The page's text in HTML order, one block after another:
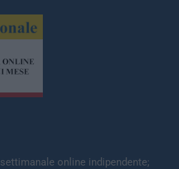
online indipendente;